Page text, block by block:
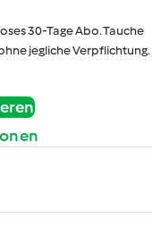
30-Tage Abo. Tauche
jegliche Verpflichtung.